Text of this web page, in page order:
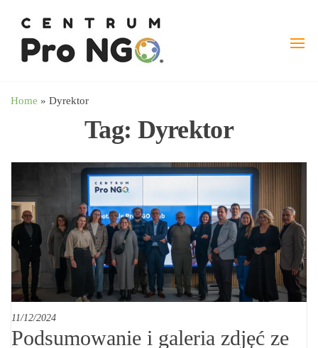
treści
Home » Dyrektor
Tag: Dyrektor
11/12/2024
Podsumowanie i galeria zdjęć ze